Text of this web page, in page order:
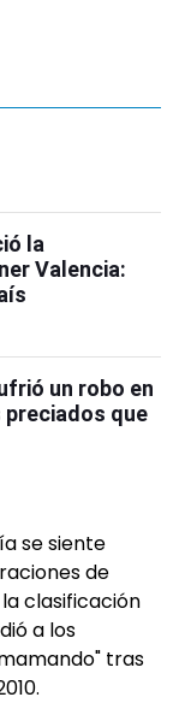
la
Valencia:
un robo en
que
se siente
de
clasificación
a los
tras